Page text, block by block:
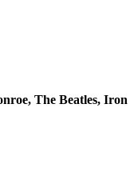
The Beatles, Iron